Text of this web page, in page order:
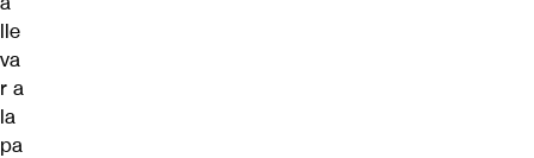
lle
va
r a
la
pa